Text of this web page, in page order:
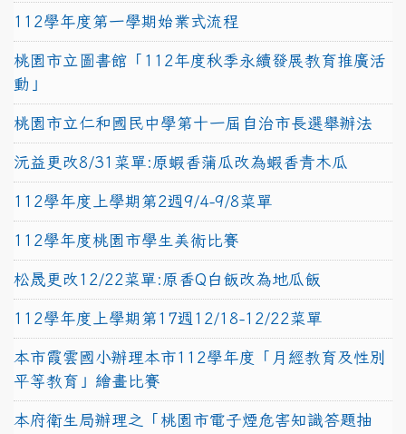
112學年度第一學期始業式流程
桃園市立圖書館「112年度秋季永續發展教育推廣活
動」
桃園市立仁和國民中學第十一屆自治市長選舉辦法
沅益更改8/31菜單:原蝦香蒲瓜改為蝦香青木瓜
112學年度上學期第2週9/4-9/8菜單
112學年度桃園市學生美術比賽
松晟更改12/22菜單:原香Q白飯改為地瓜飯
112學年度上學期第17週12/18-12/22菜單
本市霞雲國小辦理本市112學年度「月經教育及性別
平等教育」繪畫比賽
本府衛生局辦理之「桃園市電子煙危害知識答題抽